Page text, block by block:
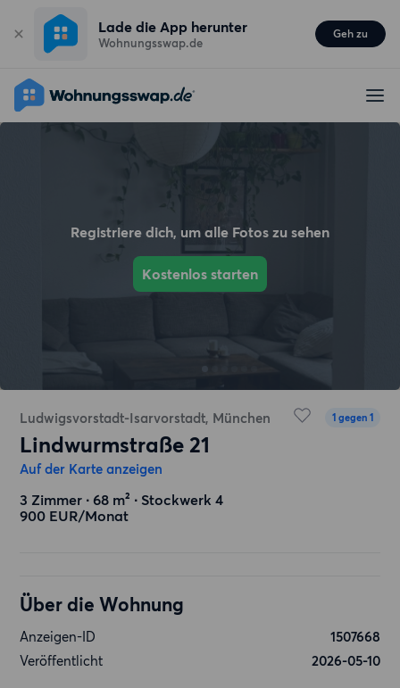
Lade die App herunter
Wohnungsswap.de
Geh zu
Registriere dich, um alle Fotos zu sehen
Kostenlos starten
Ludwigsvorstadt-Isarvorstadt, München 1 gegen 1
Lindwurmstraße 21
Auf der Karte anzeigen
3 Zimmer ∙ 68 m² ∙ Stockwerk 4
900 EUR/Monat
Über die Wohnung
Anzeigen-ID
1507668
Veröffentlicht
2026-05-10